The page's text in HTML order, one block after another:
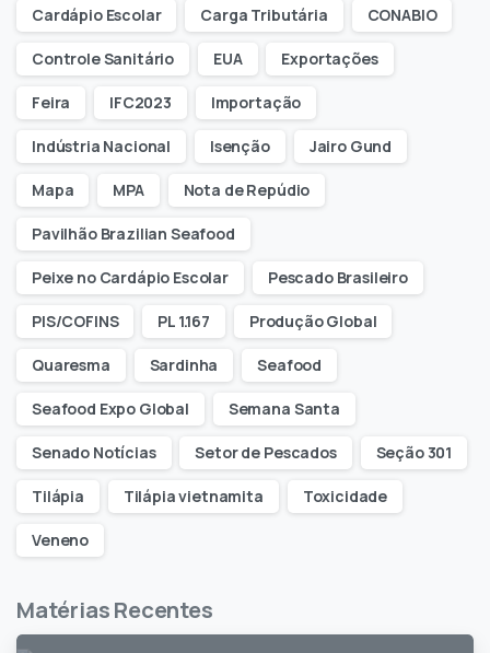
Cardápio Escolar Carga Tributária CONABIO
Controle Sanitário EUA Exportações
Feira IFC2023 Importação
Indústria Nacional Isenção Jairo Gund
Mapa MPA Nota de Repúdio
Pavilhão Brazilian Seafood
Peixe no Cardápio Escolar Pescado Brasileiro
PIS/COFINS PL 1.167 Produção Global
Quaresma Sardinha Seafood
Seafood Expo Global Semana Santa
Senado Notícias Setor de Pescados Seção 301
Tilápia Tilápia vietnamita Toxicidade
Veneno
Matérias Recentes